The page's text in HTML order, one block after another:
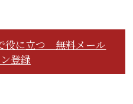
役に立つ 無料メール
登録